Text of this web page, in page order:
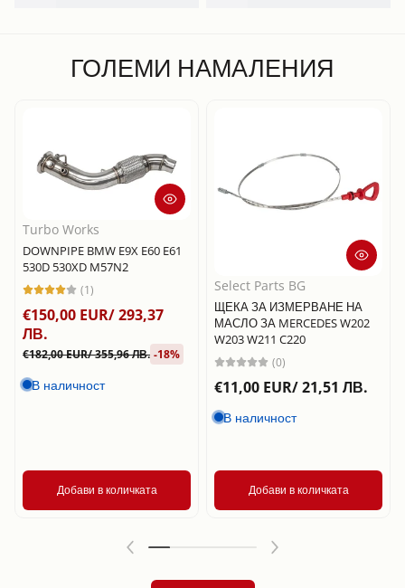
ГОЛЕМИ НАМАЛЕНИЯ
Turbo Works
DOWNPIPE BMW E9X E60 E61
530D 530XD M57N2
(1)
€150,00 EUR/ 293,37
ЛВ.
€182,00 EUR/ 355,96 ЛВ. -18%
В наличност
Добави в количката
Select Parts BG
ЩЕКА ЗА ИЗМЕРВАНЕ НА
МАСЛО ЗА MERCEDES W202
W203 W211 C220
(0)
€11,00 EUR/ 21,51 ЛВ.
В наличност
Добави в количката